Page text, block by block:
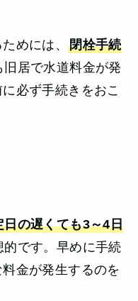
ためには、閉栓手続
居で水道料金が発
必ず手続きをおこ
日の遅くても3～4日
です。早めに手続
金が発生するのを